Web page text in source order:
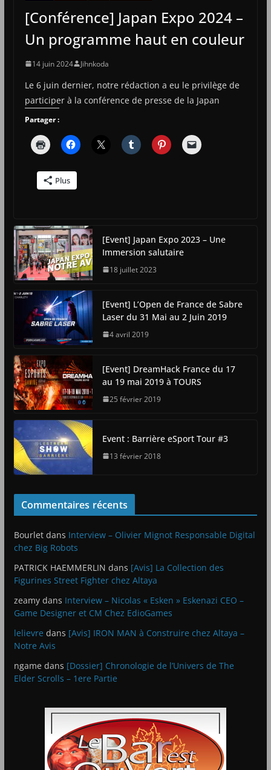
[Conférence] Japan Expo 2024 –
Un programme haut en couleur
14 juin 2024 Jihnkoda
Le 6 juin dernier, notre rédaction a eu le privilège de
participer à la conférence de presse de la Japan
Partager :
Plus
[Event] Japan Expo 2023 – Une
Immersion salutaire
18 juillet 2023
[Event] L’Open de France de Sabre
Laser du 31 Mai au 2 Juin 2019
4 avril 2019
[Event] DreamHack France du 17
au 19 mai 2019 à TOURS
25 février 2019
Event : Barrière eSport Tour #3
13 février 2018
Commentaires récents
Bourletdans Interview – Olivier Mignot Responsable Digital
chez Big Robots
PATRICK HAEMMERLIN dans [Avis] La Collection des
Figurines Street Fighter chez Altaya
zeamydans Interview – Nicolas « Esken » Eskenazi CEO –
Game Designer et CM Chez EdioGames
lelievre dans [Avis] IRON MAN à Construire chez Altaya –
Notre Avis
ngame dans [Dossier] Chronologie de l’Univers de The
Elder Scrolls – 1ere Partie